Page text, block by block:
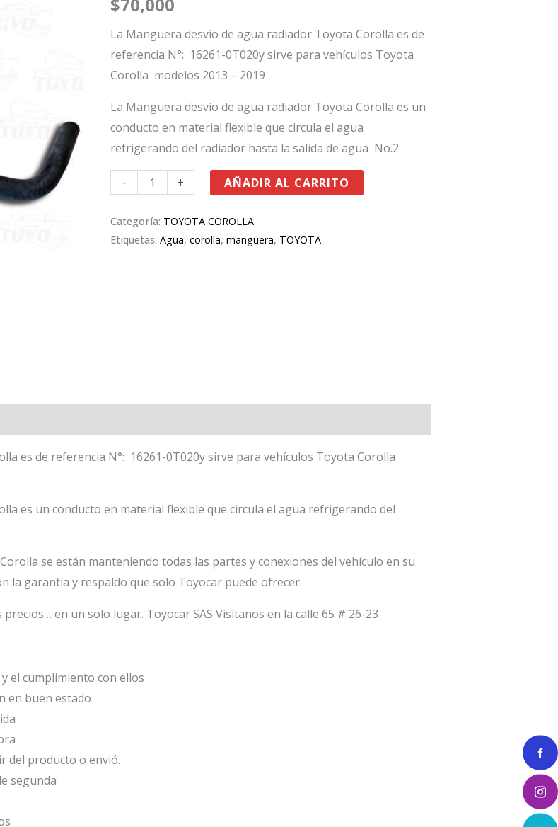
$70,000
La Manguera desvío de agua radiador Toyota Corolla es de
referencia N°: 16261-0T020y sirve para vehículos Toyota
Corolla modelos 2013 – 2019
La Manguera desvío de agua radiador Toyota Corolla es un
conducto en material flexible que circula el agua
refrigerando del radiador hasta la salida de agua No.2
-
radiador
Toyota
Corolla
cantidad
+ AÑADIR AL CARRITO
Categoría: TOYOTA COROLLA
Etiquetas:Agua,corolla,manguera, TOYOTA
es de referencia N°: 16261-0T020y sirve para vehículos Toyota Corolla
es un conducto en material flexible que circula el agua refrigerando del
se están manteniendo todas las partes y conexiones del vehículo en su
la garantía y respaldo que solo Toyocar puede ofrecer.
en un solo lugar. Toyocar SAS Visítanos en la calle 65 # 26-23
el cumplimiento con ellos
en buen estado
del producto o envió.
segunda